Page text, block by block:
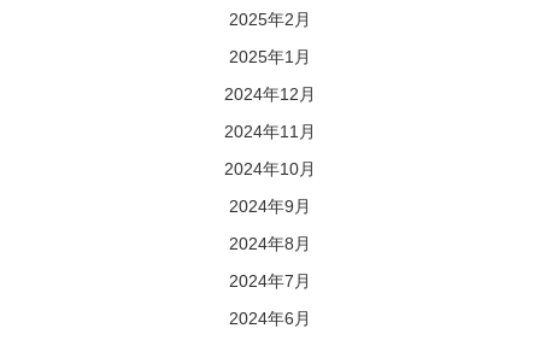
2025年2月
2025年1月
2024年12月
2024年11月
2024年10月
2024年9月
2024年8月
2024年7月
2024年6月